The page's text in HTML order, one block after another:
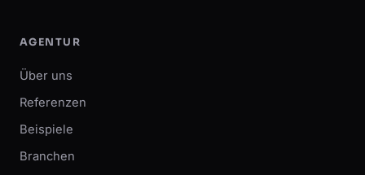
AGENTUR
Über uns
Referenzen
Beispiele
Branchen